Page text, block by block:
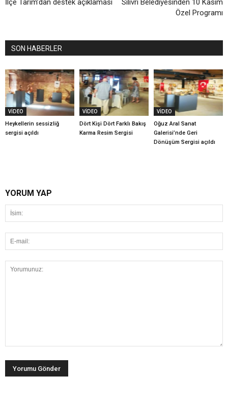
İlçe Tarım’dan destek açıklaması
Silivri Belediyesinden 10 Kasım
Özel Programı
SON HABERLER
VİDEO
Heykellerin sessizliğ
sergisi açıldı
VİDEO
Dört Kişi Dört Farklı Bakış
Karma Resim Sergisi
VİDEO
Oğuz Aral Sanat
Galerisi’nde Geri
Dönüşüm Sergisi açıldı
YORUM YAP